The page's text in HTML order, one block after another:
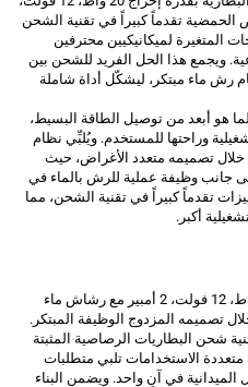
الحمضية تقدماً كبيراً في تقنية الشحن
المتغيرة لميكانيكيين محترفين
ويجمع هذا الحل الفريد للشحن بين
رش ماء مبتكر، ليشكّل أداة شاملة
هو أبعد من توصيل الطاقة البسيط،
وراحتها للمستخدم. ويُلبِّي نظام
تصميمه متعدد الأغراض، حيث
جانب وظيفة عملية للرش بالماء في
تقدماً كبيراً في تقنية الشحن، مما
أكبر.
يُقدِّم شاحن البطارية بقدرة إخراج 20 واط، 12 فولت، 2 أمبير مع رشاش ماء
تصميمه المزدوج الوظيفة المبتكر.
شحن البطاريات الرصاصية المثبتة
متعددة الاستخدامات تلبي متطلبات
في آنٍ واحد. ويضمن البناء